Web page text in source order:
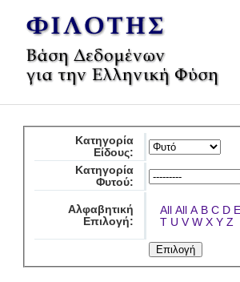
Κατηγορία
Είδους:
Κατηγορία
Φυτού:
Αλφαβητική
Επιλογή:
All All A B C D E
T U V W X Y Z